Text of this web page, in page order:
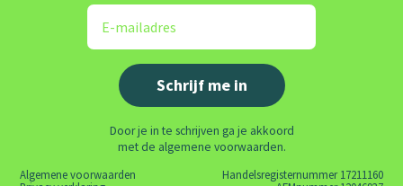
Door je in te schrijven ga je akkoord
met de algemene voorwaarden.
Algemene voorwaarden
Handelsregisternummer 17211160